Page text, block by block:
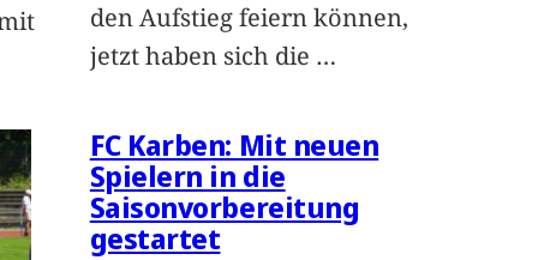
den Aufstieg feiern können,
jetzt haben sich die …
FC Karben: Mit neuen
Spielern in die
Saisonvorbereitung
gestartet